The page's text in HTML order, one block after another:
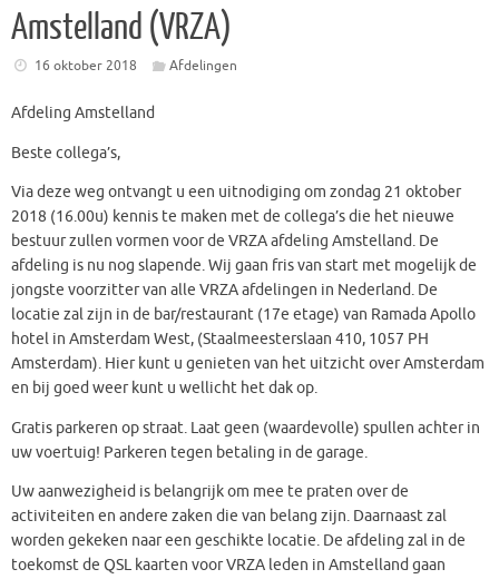
Amstelland (VRZA)
16 oktober 2018 Afdelingen
Afdeling Amstelland
Beste collega’s,
Via deze weg ontvangt u een uitnodiging om zondag 21 oktober
2018 (16.00u) kennis te maken met de collega’s die het nieuwe
bestuur zullen vormen voor de VRZA afdeling Amstelland. De
afdeling is nu nog slapende. Wij gaan fris van start met mogelijk de
jongste voorzitter van alle VRZA afdelingen in Nederland. De
locatie zal zijn in de bar/restaurant (17e etage) van Ramada Apollo
hotel in Amsterdam West, (Staalmeesterslaan 410, 1057 PH
Amsterdam). Hier kunt u genieten van het uitzicht over Amsterdam
en bij goed weer kunt u wellicht het dak op.
Gratis parkeren op straat. Laat geen (waardevolle) spullen achter in
uw voertuig! Parkeren tegen betaling in de garage.
Uw aanwezigheid is belangrijk om mee te praten over de
activiteiten en andere zaken die van belang zijn. Daarnaast zal
worden gekeken naar een geschikte locatie. De afdeling zal in de
toekomst de QSL kaarten voor VRZA leden in Amstelland gaan